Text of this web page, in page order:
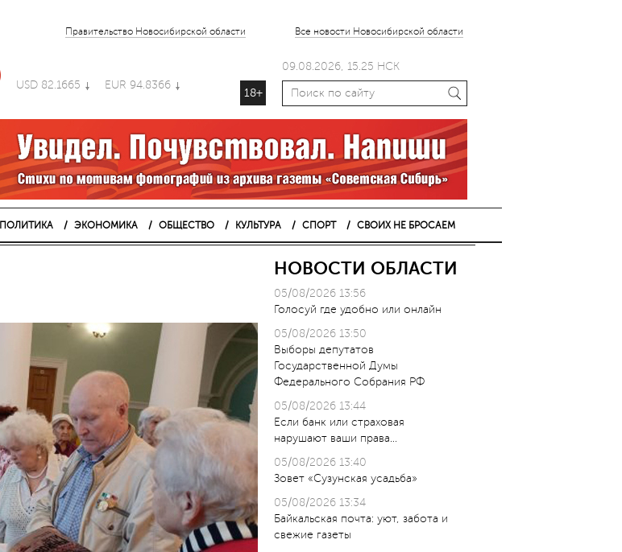
Правительство Новосибирской области Все новости Новосибирской области
USD 82.1665 EUR 94.8366
18+
09.08.2026, 15.25 НСК
ПОЛИТИКА ЭКОНОМИКА ОБЩЕСТВО КУЛЬТУРА СПОРТ СВОИХ НЕ БРОСАЕМ
НОВОСТИ ОБЛАСТИ
05/08/2026 13:56
Голосуй где удобно или онлайн
05/08/2026 13:50
Выборы депутатов
Государственной Думы
Федерального Собрания РФ
05/08/2026 13:44
Если банк или страховая
нарушают ваши права…
05/08/2026 13:40
Зовет «Сузунская усадьба»
05/08/2026 13:34
Байкальская почта: уют, забота и
свежие газеты